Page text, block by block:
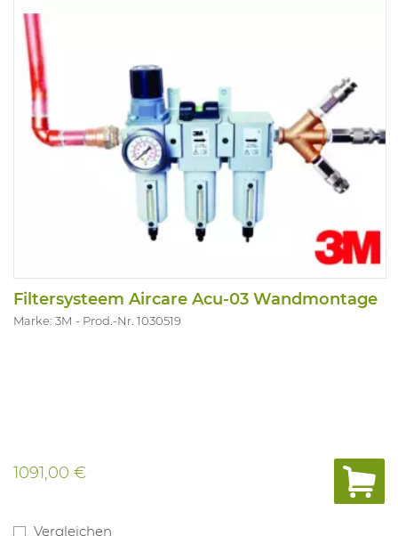
Filtersysteem Aircare Acu-03 Wandmontage
Marke: 3M Prod.-Nr. 1030519
1091,00 €
Vergleichen